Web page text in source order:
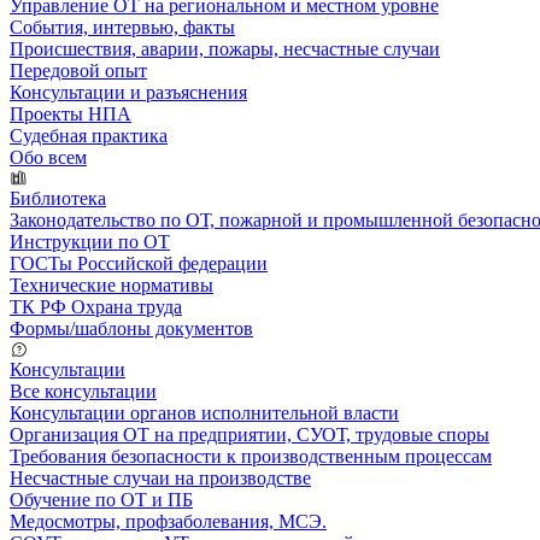
Управление ОТ на региональном и местном уровне
События, интервью, факты
Происшествия, аварии, пожары, несчастные случаи
Передовой опыт
Консультации и разъяснения
Проекты НПА
Судебная практика
Обо всем
Библиотека
Законодательство по ОТ, пожарной и промышленной
Инструкции по ОТ
ГОСТы Российской федерации
Технические нормативы
ТК РФ Охрана труда
Формы/шаблоны документов
Консультации
Все консультации
Консультации органов исполнительной власти
Организация ОТ на предприятии, СУОТ, трудовые споры
Требования безопасности к производственным процессам
Несчастные случаи на производстве
Обучение по ОТ и ПБ
Медосмотры, профзаболевания, МСЭ.